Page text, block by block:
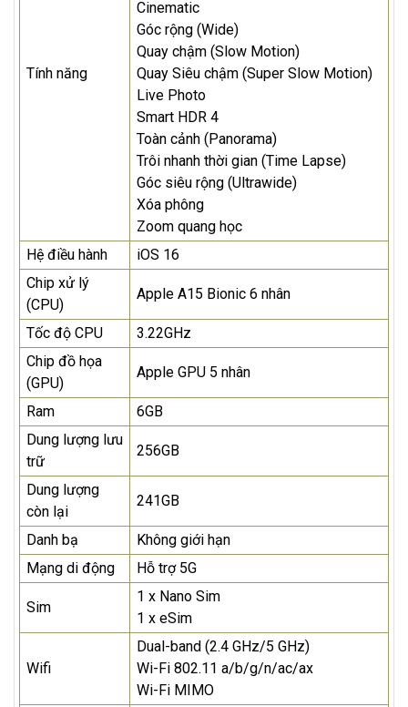
Tính năng
Cinematic
Góc rộng (Wide)
Quay chậm (Slow Motion)
Quay Siêu chậm (Super Slow Motion)
Live Photo
Smart HDR 4
Toàn cảnh (Panorama)
Trôi nhanh thời gian (Time Lapse)
Góc siêu rộng (Ultrawide)
Xóa phông
Zoom quang học
Hệ điều hành
iOS 16
Chip xử lý
(CPU)
Apple A15 Bionic 6 nhân
Tốc độ CPU
3.22GHz
Chip đồ họa
(GPU)
Apple GPU 5 nhân
Ram
6GB
Dung lượng lưu
trữ
256GB
Dung lượng
còn lại
241GB
Danh bạ
Không giới hạn
Mạng di động
Hỗ trợ 5G
Sim
1 x Nano Sim
1 x eSim
Wifi
Dual-band (2.4 GHz/5 GHz)
Wi-Fi 802.11 a/b/g/n/ac/ax
Wi-Fi MIMO